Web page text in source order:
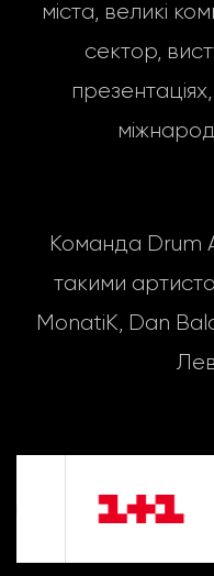
міста, великі
сектор,
Команда Drum
такими
MonatiK, Dan